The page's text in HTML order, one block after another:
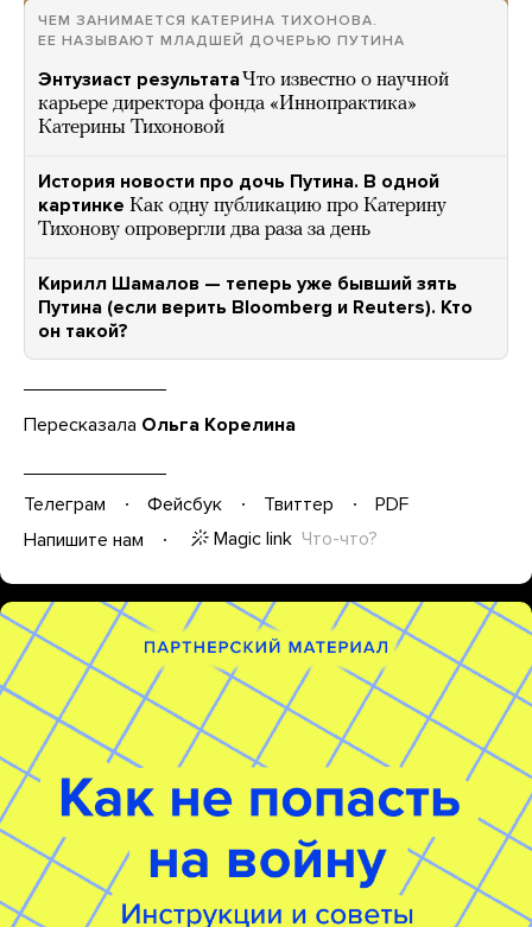
ЧЕМ ЗАНИМАЕТСЯ КАТЕРИНА ТИХОНОВА.
ЕЕ НАЗЫВАЮТ МЛАДШЕЙ ДОЧЕРЬЮ ПУТИНА
Энтузиаст результатаЧто известно о научной
карьере директора фонда «Иннопрактика»
Катерины Тихоновой
История новости про дочь Путина. В одной
картинке Как одну публикацию про Катерину
Тихонову опровергли два раза за день
Кирилл Шамалов — теперь уже бывший зять
Путина (если верить Bloomberg и Reuters). Кто
он такой?
Пересказала Ольга Корелина
Телеграм Фейсбук Твиттер
PDF
Напишите нам
Magic link Что-что?